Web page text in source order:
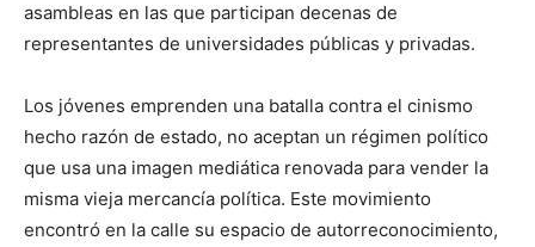
asambleas en las que participan decenas de
representantes de universidades públicas y privadas.
Los jóvenes emprenden una batalla contra el cinismo
hecho razón de estado, no aceptan un régimen político
que usa una imagen mediática renovada para vender la
misma vieja mercancía política. Este movimiento
encontró en la calle su espacio de autorreconocimiento,